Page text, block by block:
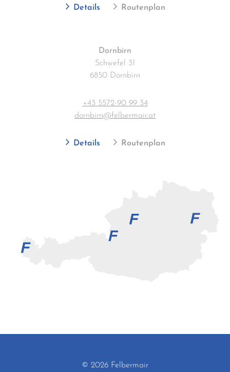
Details Routenplan
Dornbirn
Schwefel 31
6850 Dornbirn
+43 5572-90 99 34
dornbirn@felbermair.at
Details Routenplan
© 2026 Felbermair